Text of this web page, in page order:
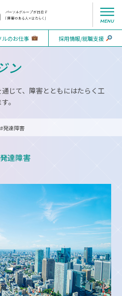
ルのお仕事 採用情報/就職支援
ン
じて、障害とともにはたらく工
。
#発達障害
達障害